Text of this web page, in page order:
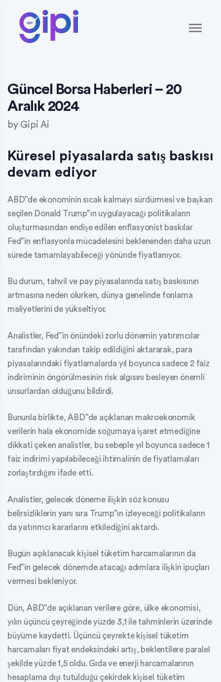
Güncel Borsa Haberleri – 20
Aralık 2024
by Gipi Ai
Küresel piyasalarda satış baskısı
devam ediyor
ABD”de ekonominin sıcak kalmayı sürdürmesi ve başkan
seçilen Donald Trump”ın uygulayacağı politikaların
oluşturmasından endişe edilen enflasyonist baskılar
Fed”in enflasyonla mücadelesini beklenenden daha uzun
sürede tamamlayabileceği yönünde fiyatlanıyor.
Bu durum, tahvil ve pay piyasalarında satış baskısının
artmasına neden olurken, dünya genelinde fonlama
maliyetlerini de yükseltiyor.
Analistler, Fed”in önündeki zorlu dönemin yatırımcılar
tarafından yakından takip edildiğini aktararak, para
piyasalarındaki fiyatlamalarda yıl boyunca sadece 2 faiz
indiriminin öngörülmesinin risk algısını besleyen önemli
unsurlardan olduğunu bildirdi.
Bununla birlikte, ABD”de açıklanan makroekonomik
verilerin hala ekonomide soğumaya işaret etmediğine
dikkati çeken analistler, bu sebeple yıl boyunca sadece 1
faiz indirimi yapılabileceği ihtimalinin de fiyatlamaları
zorlaştırdığını ifade etti.
Analistler, gelecek döneme ilişkin söz konusu
belirsizliklerin yanı sıra Trump”ın izleyeceği politikaların
da yatırımcı kararlarını etkilediğini aktardı.
Bugün açıklanacak kişisel tüketim harcamalarının da
Fed”in gelecek dönemde atacağı adımlara ilişkin ipuçları
vermesi bekleniyor.
Dün, ABD”de açıklanan verilere göre, ülke ekonomisi,
yılın üçüncü çeyreğinde yüzde 3,1 ile tahminlerin üzerinde
büyüme kaydetti. Üçüncü çeyrekte kişisel tüketim
harcamaları fiyat endeksindeki artış, beklentilere paralel
şekilde yüzde 1,5 oldu. Gıda ve enerji harcamalarının
hesaplama dışı tutulduğu çekirdek kişisel tüketim